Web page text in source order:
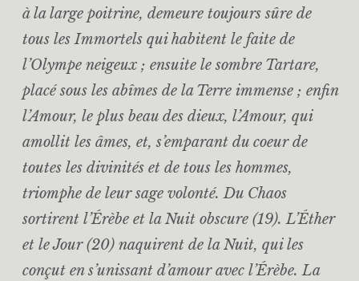
à la large poitrine, demeure toujours sûre de
tous les Immortels qui habitent le faite de
l’Olympe neigeux ; ensuite le sombre Tartare,
placé sous les abîmes de la Terre immense ; enfin
l’Amour, le plus beau des dieux, l’Amour, qui
amollit les âmes, et, s’emparant du coeur de
toutes les divinités et de tous les hommes,
triomphe de leur sage volonté. Du Chaos
sortirent l’Érèbe et la Nuit obscure (19). L’Éther
et le Jour (20) naquirent de la Nuit, qui les
conçut en s’unissant d’amour avec l’Érèbe. La